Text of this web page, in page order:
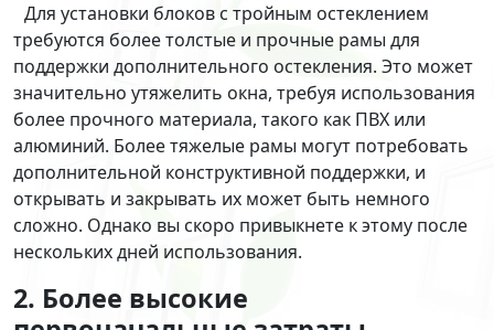
Для установки блоков с тройным остеклением
требуются более толстые и прочные рамы для
поддержки дополнительного остекления. Это может
значительно утяжелить окна, требуя использования
более прочного материала, такого как ПВХ или
алюминий. Более тяжелые рамы могут потребовать
дополнительной конструктивной поддержки, и
открывать и закрывать их может быть немного
сложно. Однако вы скоро привыкнете к этому после
нескольких дней использования.
2. Более высокие